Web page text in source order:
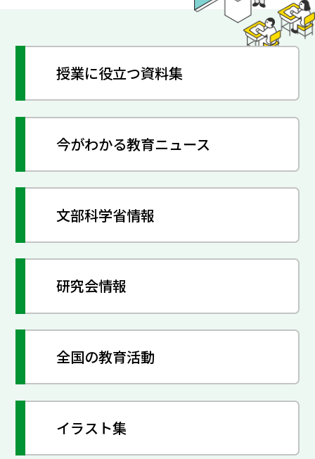
授業に役立つ資料集
今がわかる教育ニュース
文部科学省情報
研究会情報
全国の教育活動
イラスト集